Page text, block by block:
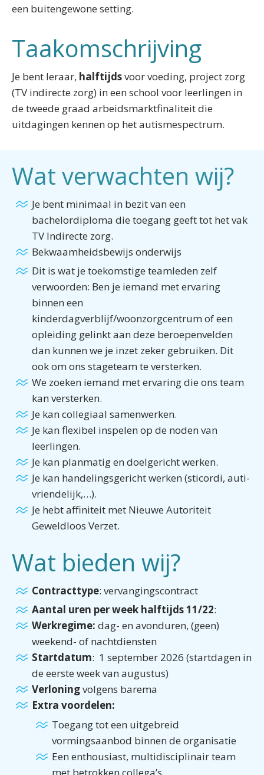
een buitengewone setting.
Taakomschrijving
Je bent leraar, halftijdsvoor voeding, project zorg
(TV indirecte zorg) in een school voor leerlingen in
de tweede graad arbeidsmarktfinaliteit die
uitdagingen kennen op het autismespectrum.
Wat verwachten wij?
Je bent minimaal in bezit van een
bachelordiploma die toegang geeft tot het vak
TV Indirecte zorg.
Bekwaamheidsbewijs onderwijs
Dit is wat je toekomstige teamleden zelf
verwoorden: Ben je iemand met ervaring
binnen een
kinderdagverblijf/woonzorgcentrum of een
opleiding gelinkt aan deze beroepenvelden
dan kunnen we je inzet zeker gebruiken. Dit
ook om ons stageteam te versterken.
We zoeken iemand met ervaring die ons team
kan versterken.
Je kan collegiaal samenwerken.
Je kan flexibel inspelen op de noden van
leerlingen.
Je kan planmatig en doelgericht werken.
Je kan handelingsgericht werken (sticordi, auti-
vriendelijk,…).
Je hebt affiniteit met Nieuwe Autoriteit
Geweldloos Verzet.
Wat bieden wij?
Contracttype: vervangingscontract
Aantal uren per week halftijds 11/22:
Werkregime: dag- en avonduren, (geen)
weekend- of nachtdiensten
Startdatum: 1 september 2026 (startdagen in
de eerste week van augustus)
Verloningvolgens barema
Extra voordelen:
Toegang tot een uitgebreid
vormingsaanbod binnen de organisatie
Een enthousiast, multidisciplinair team